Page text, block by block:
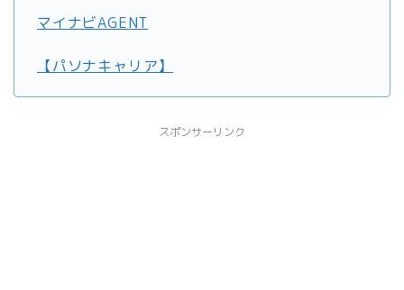
マイナビAGENT
【パソナキャリア】
スポンサーリンク